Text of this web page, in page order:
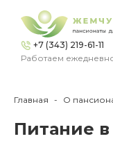
+7 (343) 219-61-11
Работаем
Главная О
Питание в